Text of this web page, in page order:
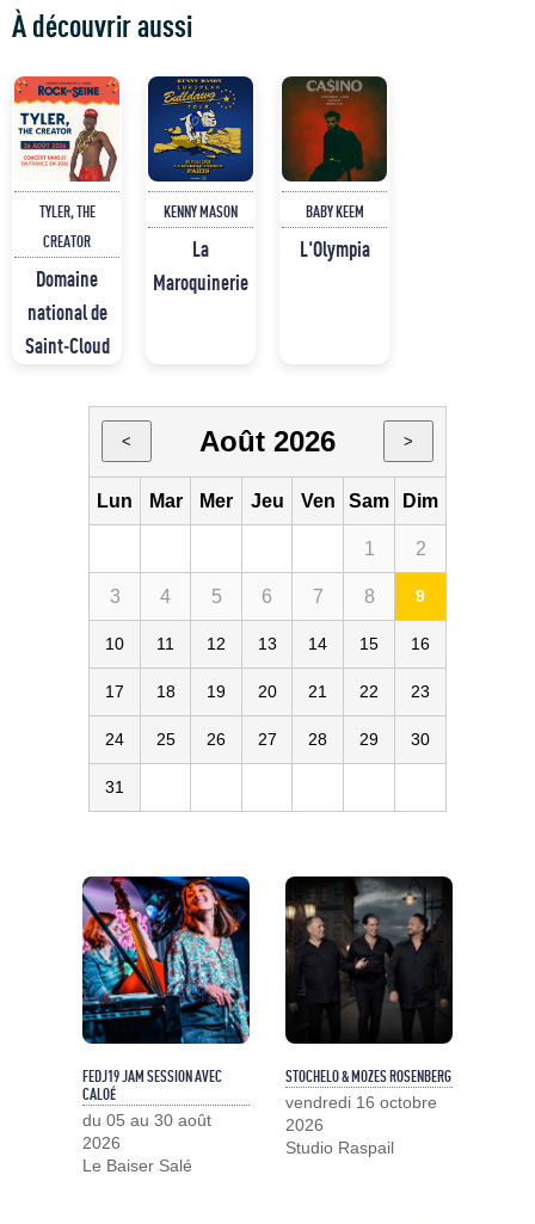
À découvrir aussi
TYLER, THE
CREATOR
Domaine
national de
Saint-Cloud
KENNY MASON
La
Maroquinerie
BABY KEEM
L'Olympia
< Août 2026 >
Lun Mar Mer Jeu Ven Sam Dim
1 2
3 4 5 6 7 8 9
10 11 12 13 14 15 16
17 18 19 20 21 22 23
24 25 26 27 28 29 30
31
FEDJ19 JAM SESSION AVEC
CALOÉ
du 05 au 30 août
2026
Le Baiser Salé
STOCHELO & MOZES ROSENBERG
vendredi 16 octobre
2026
Studio Raspail